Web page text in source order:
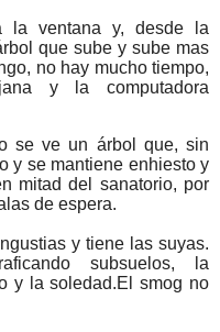
la ventana y, desde la
que sube y sube mas
no hay mucho tiempo,
y la computadora
se ve un árbol que, sin
y se mantiene enhiesto y
mitad del sanatorio, por
de espera.
y tiene las suyas.
subsuelos, la
y la soledad.El smog no